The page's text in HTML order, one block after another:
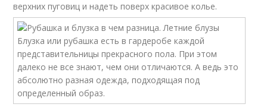
верхних пуговиц и надеть поверх красивое колье.